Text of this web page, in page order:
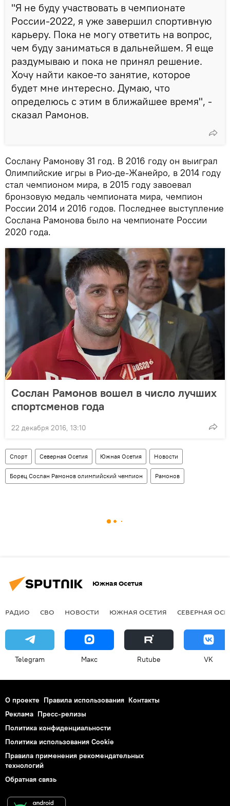
"Я не буду участвовать в чемпионате
России-2022, я уже завершил спортивную
карьеру. Пока не могу ответить на вопрос,
чем буду заниматься в дальнейшем. Я еще
раздумываю и пока не принял решение.
Хочу найти какое-то занятие, которое
будет мне интересно. Думаю, что
определюсь с этим в ближайшее время", -
сказал Рамонов.
Сослану Рамонову 31 год. В 2016 году он выиграл
Олимпийские игры в Рио-де-Жанейро, в 2014 году
стал чемпионом мира, в 2015 году завоевал
бронзовую медаль чемпионата мира, чемпион
России 2014 и 2016 годов. Последнее выступление
Сослана Рамонова было на чемпионате России
2020 года.
Сослан Рамонов вошел в число лучших
спортсменов года
22 декабря 2016, 13:10
Спорт Северная Осетия Южная Осетия Новости
Борец Сослан Рамонов олимпийский чемпион Рамонов
Южная Осетия
РАДИО СВО НОВОСТИ ЮЖНАЯ ОСЕТИЯ СЕВЕРНАЯ
Telegram Макс Rutube VK
О проекте Правила использования Контакты
Реклама Пресс-релизы
Политика конфиденциальности
Политика использования Cookie
Правила применения рекомендательных
технологий
Обратная связь